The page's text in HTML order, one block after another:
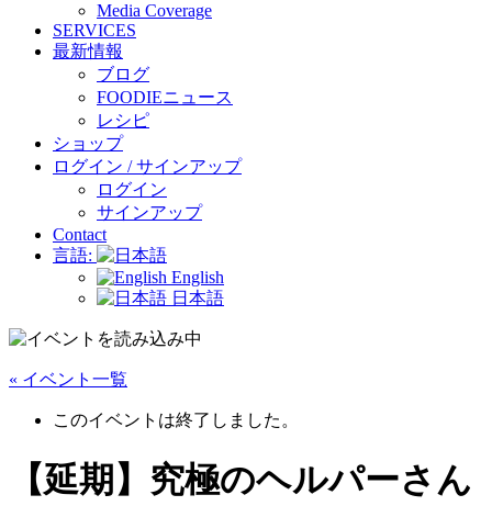
Media Coverage
SERVICES
最新情報
ブログ
FOODIEニュース
レシピ
ショップ
ログイン / サインアップ
ログイン
サインアップ
Contact
言語:
English
日本語
« イベント一覧
このイベントは終了しました。
【延期】究極のヘルパーさん